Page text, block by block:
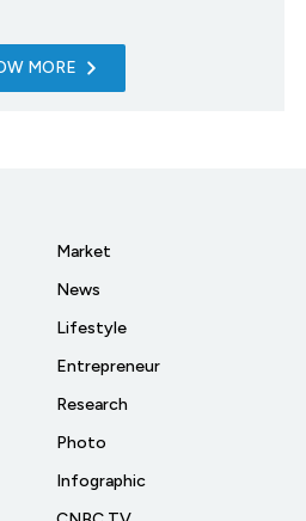
MORE
Market
News
Lifestyle
Entrepreneur
Research
Photo
Infographic